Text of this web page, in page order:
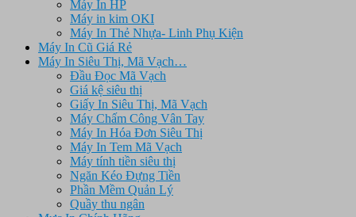
Máy In HP
Máy in kim OKI
Máy In Thẻ Nhựa- Linh Phụ Kiện
Máy In Cũ Giá Rẻ
Máy In Siêu Thị, Mã Vạch…
Đầu Đọc Mã Vạch
Giá kệ siêu thị
Giấy In Siêu Thị, Mã Vạch
Máy Chấm Công Vân Tay
Máy In Hóa Đơn Siêu Thị
Máy In Tem Mã Vạch
Máy tính tiền siêu thị
Ngăn Kéo Đựng Tiền
Phần Mềm Quản Lý
Quầy thu ngân